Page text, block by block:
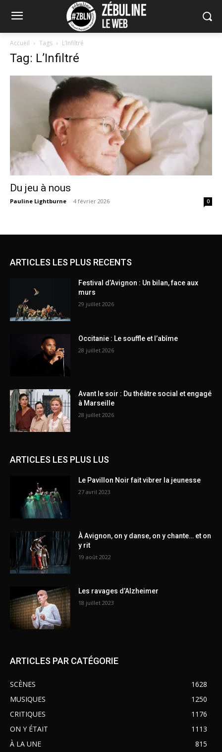
Accueil Tags L’Infiltré
Tag: L’Infiltré
Du jeu à nous
Pauline Lightburne - 4 février 2026 0
ARTICLES LES PLUS RECENTS
Festival d’Avignon : Un bilan, face aux
murs
29 juillet 2026
Occitanie : Le souffle et l’abîme
28 juillet 2026
Avant le soir : Du théâtre social et engagé
à Marseille
28 juillet 2026
ARTICLES LES PLUS LUS
Le Pavillon Noir fait vibrer la jeunesse
27 avril 2023
À Avignon, on y danse, on y chante… et on
y rit
19 août 2022
Les ravages d’Alzheimer
18 juillet 2023
ARTICLES PAR CATÉGORIE
SCÈNES
1628
MUSIQUES
1250
CRITIQUES
1176
ON Y ÉTAIT
1113
À LA UNE
815